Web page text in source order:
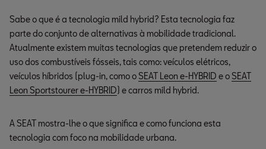
Sabe o que é a tecnologia mild hybrid? Esta tecnologia faz
parte do conjunto de alternativas à mobilidade tradicional.
Atualmente existem muitas tecnologias que pretendem reduzir o
uso dos combustíveis fósseis, tais como: veículos elétricos,
veículos híbridos (plug-in, como o SEAT Leon e-HYBRID e o SEAT
Leon Sportstourer e-HYBRID) e carros mild hybrid.
A SEAT mostra-lhe o que significa e como funciona esta
tecnologia com foco na mobilidade urbana.